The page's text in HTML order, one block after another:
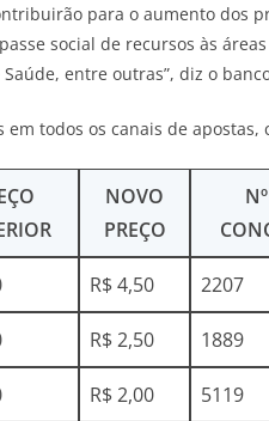
para o aumento dos
social de recursos às
entre outras”, diz o
em todos os canais de
NOVO
PREÇO
R$ 4,50 2207
R$ 2,50 1889
R$ 2,00 5119